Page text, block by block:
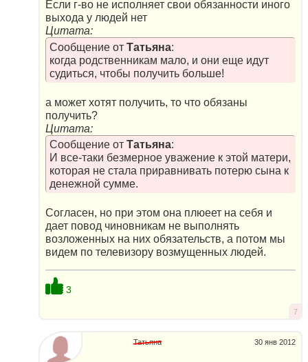
Если г-во не исполняет свои обязанности иного
выхода у людей нет
Цитата:
Сообщение от Татьяна:
когда родственникам мало, и они еще идут
судиться, чтобы получить больше!
а может хотят получить, то что обязаны
получить?
Цитата:
Сообщение от Татьяна:
И все-таки безмерное уважение к этой матери,
которая не стала приравнивать потерю сына к
денежной сумме.
Согласен, но при этом она плюеет на себя и
дает повод чиновникам не выполнять
возложенных на них обязательств, а потом мы
видем по телевизору возмущенных людей.
3
7
30 янв 2012
Татьяна